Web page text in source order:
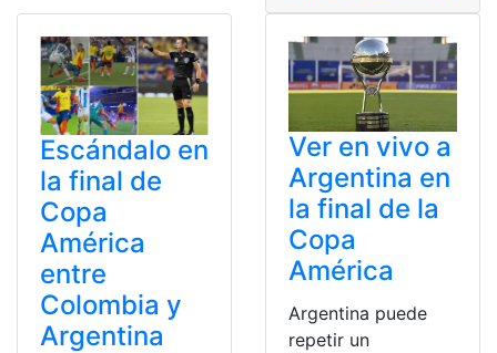
Escándalo en
la final de
Copa
América
entre
Colombia y
Argentina
Ver en vivo a
Argentina en
la final de la
Copa
América
Argentina puede
repetir un